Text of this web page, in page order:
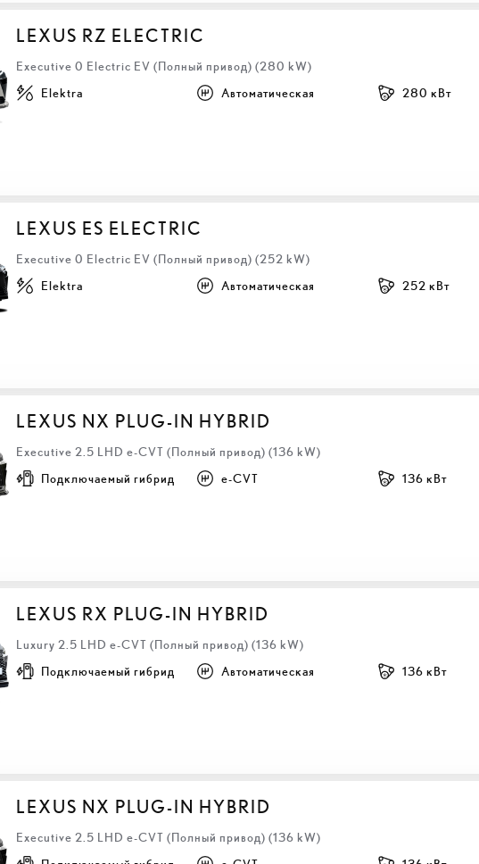
LEXUS RZ ELECTRIC
Executive 0 Electric EV (Полный привод) (280 kW)
Elektra Автоматическая 280 кВт
LEXUS ES ELECTRIC
Executive 0 Electric EV (Полный привод) (252 kW)
Elektra Автоматическая 252 кВт
LEXUS NX PLUG-IN HYBRID
Executive 2.5 LHD e-CVT (Полный привод) (136 kW)
Подключаемый гибрид e-CVT 136 кВт
LEXUS RX PLUG-IN HYBRID
Luxury 2.5 LHD e-CVT (Полный привод) (136 kW)
Подключаемый гибрид Автоматическая 136 кВт
LEXUS NX PLUG-IN HYBRID
Executive 2.5 LHD e-CVT (Полный привод) (136 kW)